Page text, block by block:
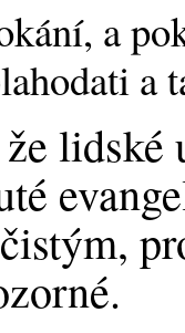
a
a
lidské